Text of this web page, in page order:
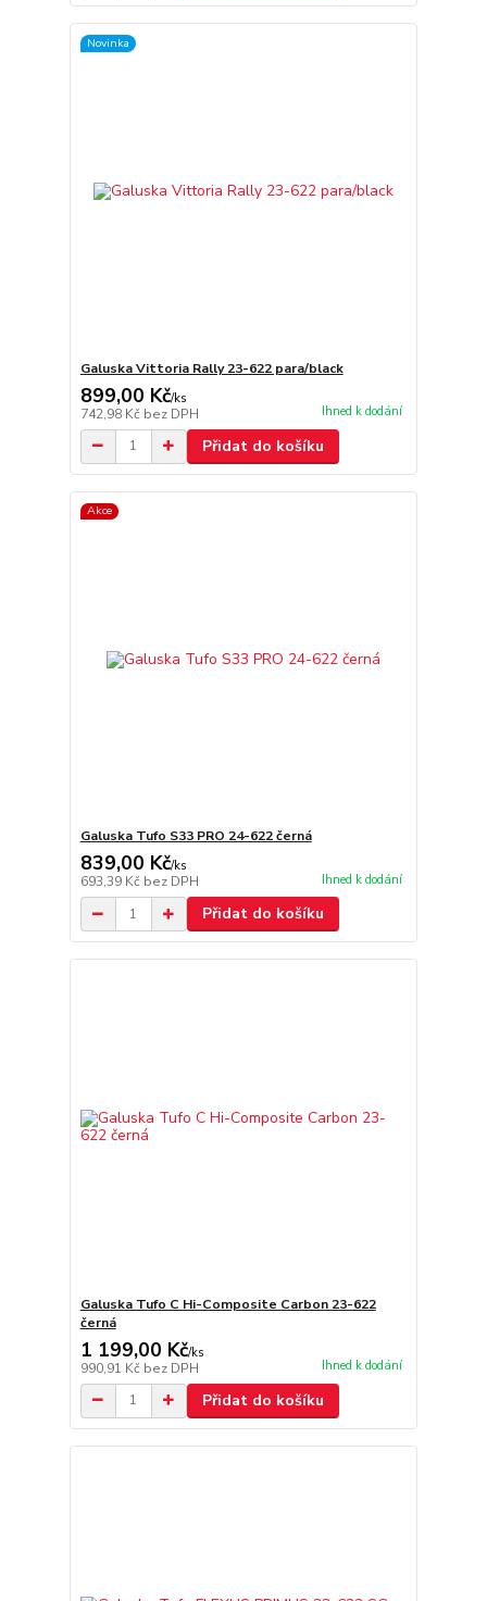
Novinka
Galuska Vittoria Rally 23-622 para/black
899,00 Kč/ks
742,98 Kč bez DPH Ihned k dodání
Přidat do košíku
Akce
Galuska Tufo S33 PRO 24-622 černá
839,00 Kč/ks
693,39 Kč bez DPH Ihned k dodání
Přidat do košíku
Galuska Tufo C Hi-Composite Carbon 23-622
černá
1 199,00 Kč/ks
990,91 Kč bez DPH Ihned k dodání
Přidat do košíku